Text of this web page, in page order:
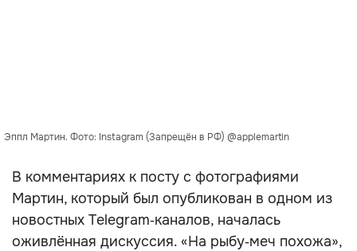
Эппл Мартин. Фото: Instagram (Запрещён в РФ) @applemartin
В комментариях к посту с фотографиями
Мартин, который был опубликован в одном из
новостных Telegram‑каналов, началась
оживлённая дискуссия. «На рыбу‑меч похожа»,